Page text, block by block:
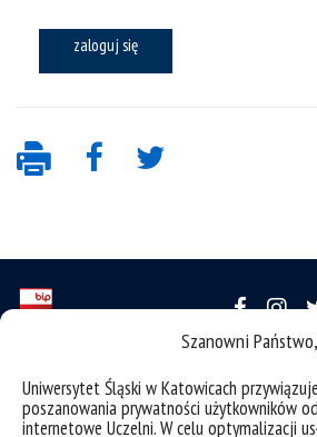
Szanowni Państwo,
Uniwersytet Śląski w Katowicach
poszanowania prywatności użytkowników
internetowe Uczelni. W celu optymalizacji
zaloguj się
mapa strony